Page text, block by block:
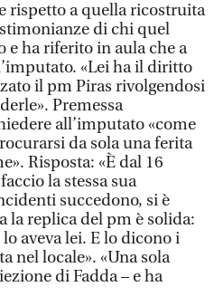
rispetto a quella ricostruita
di chi quel
e ha riferito in aula che a
«Lei ha il diritto
il pm Piras rivolgendosi
Premessa
all’imputato «come
da sola una ferita
Risposta: «È dal 16
la stessa sua
succedono, si è
la replica del pm è solida:
aveva lei. E lo dicono i
nel locale». «Una sola
di Fadda – e ha